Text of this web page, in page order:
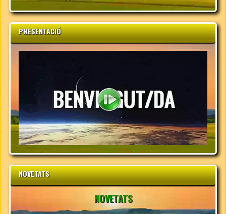
PRESENTACIÓ
NOVETATS
NOVETATS